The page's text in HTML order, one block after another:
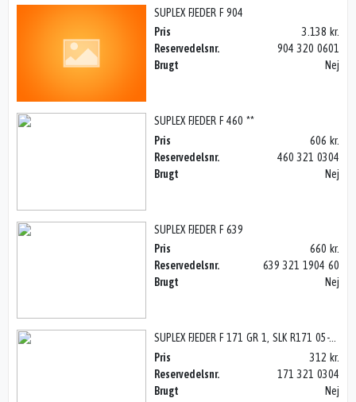
SUPLEX FJEDER F 904
Pris
3.138 kr.
Reservedelsnr.
904 320 0601
Brugt
Nej
SUPLEX FJEDER F 460 **
Pris
606 kr.
Reservedelsnr.
460 321 0304
Brugt
Nej
SUPLEX FJEDER F 639
Pris
660 kr.
Reservedelsnr.
639 321 1904 60
Brugt
Nej
SUPLEX FJEDER F 171 GR 1, SLK R171 05-11
Pris
312 kr.
Reservedelsnr.
171 321 0304
Brugt
Nej